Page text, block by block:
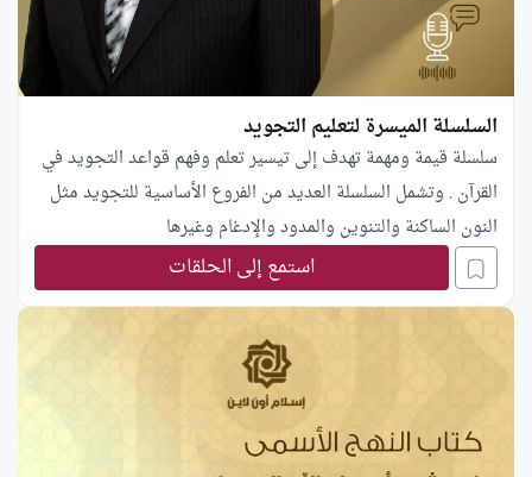
السلسلة الميسرة لتعليم التجويد
سلسلة قيمة ومهمة تهدف إلى تيسير تعلم وفهم قواعد التجويد في
القرآن . وتشمل السلسلة العديد من الفروع الأساسية للتجويد مثل
النون الساكنة والتنوين والمدود والإدغام وغيرها
استمع إلى الحلقات